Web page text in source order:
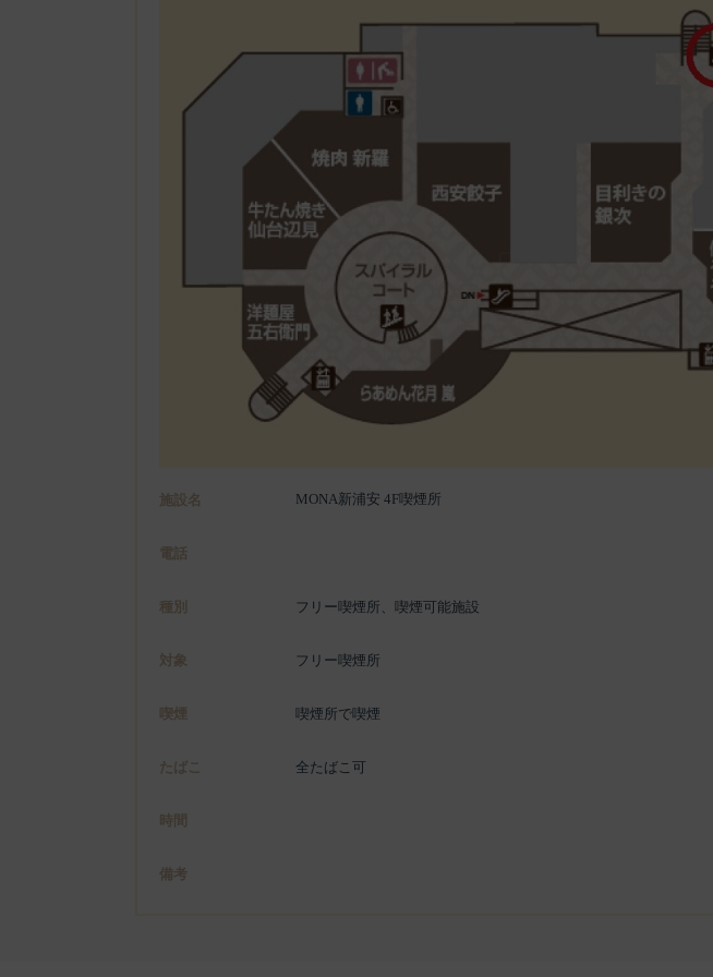
施設名 MONA新浦安 4F喫煙所
電話
種別 フリー喫煙所、喫煙可能施設
対象 フリー喫煙所
喫煙 喫煙所で喫煙
たばこ 全たばこ可
時間
備考